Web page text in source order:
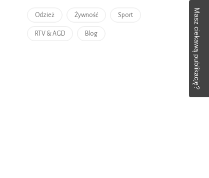
Odzież Żywność Sport
RTV & AGD Blog Masz ciekawą publikację?